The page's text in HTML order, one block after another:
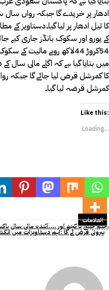
54کروڑ 44لاکھ روپے مالیت
کمرشل قرضہ لیا گیا۔
Like this:
Loading...
العلامات
بیرونی قرض لے گا :اہم دستاویزات میں